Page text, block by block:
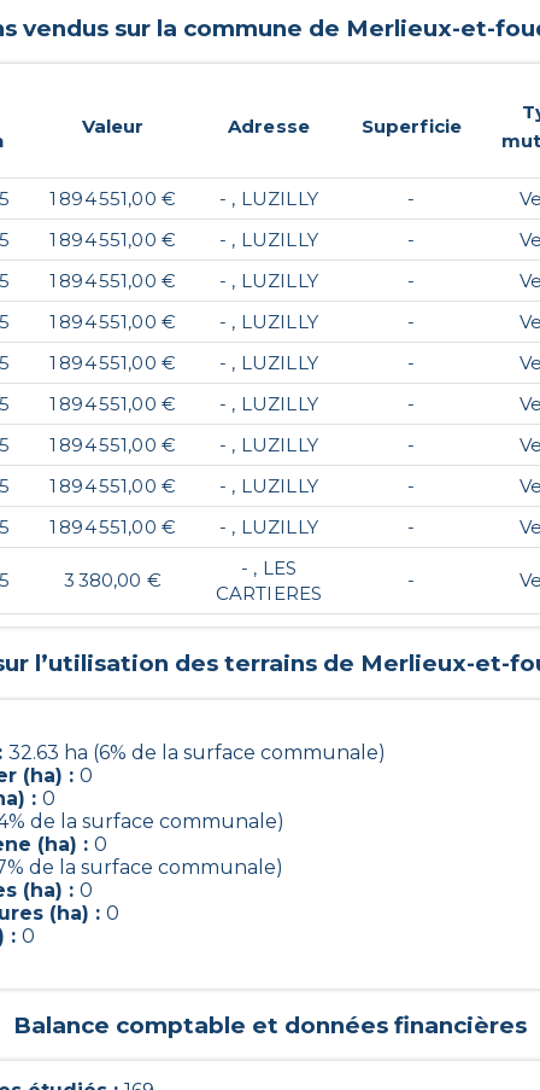
vendus sur la commune de Merlieux-et-
Valeur Adresse Superficie
1 894 551,00 € - , LUZILLY -
1 894 551,00 € - , LUZILLY -
1 894 551,00 € - , LUZILLY -
1 894 551,00 € - , LUZILLY -
1 894 551,00 € - , LUZILLY -
1 894 551,00 € - , LUZILLY -
1 894 551,00 € - , LUZILLY -
1 894 551,00 € - , LUZILLY -
1 894 551,00 € - , LUZILLY -
3 380,00 €
- , LES
CARTIERES
-
l’utilisation des terrains de Merlieux-et-
32.63 ha (6% de la surface communale)
(ha) : 0
: 0
de la surface communale)
(ha) : 0
de la surface communale)
(ha) : 0
(ha) : 0
: 0
Balance comptable et données financières